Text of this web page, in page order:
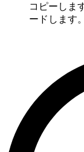
コピーしま
ードします。